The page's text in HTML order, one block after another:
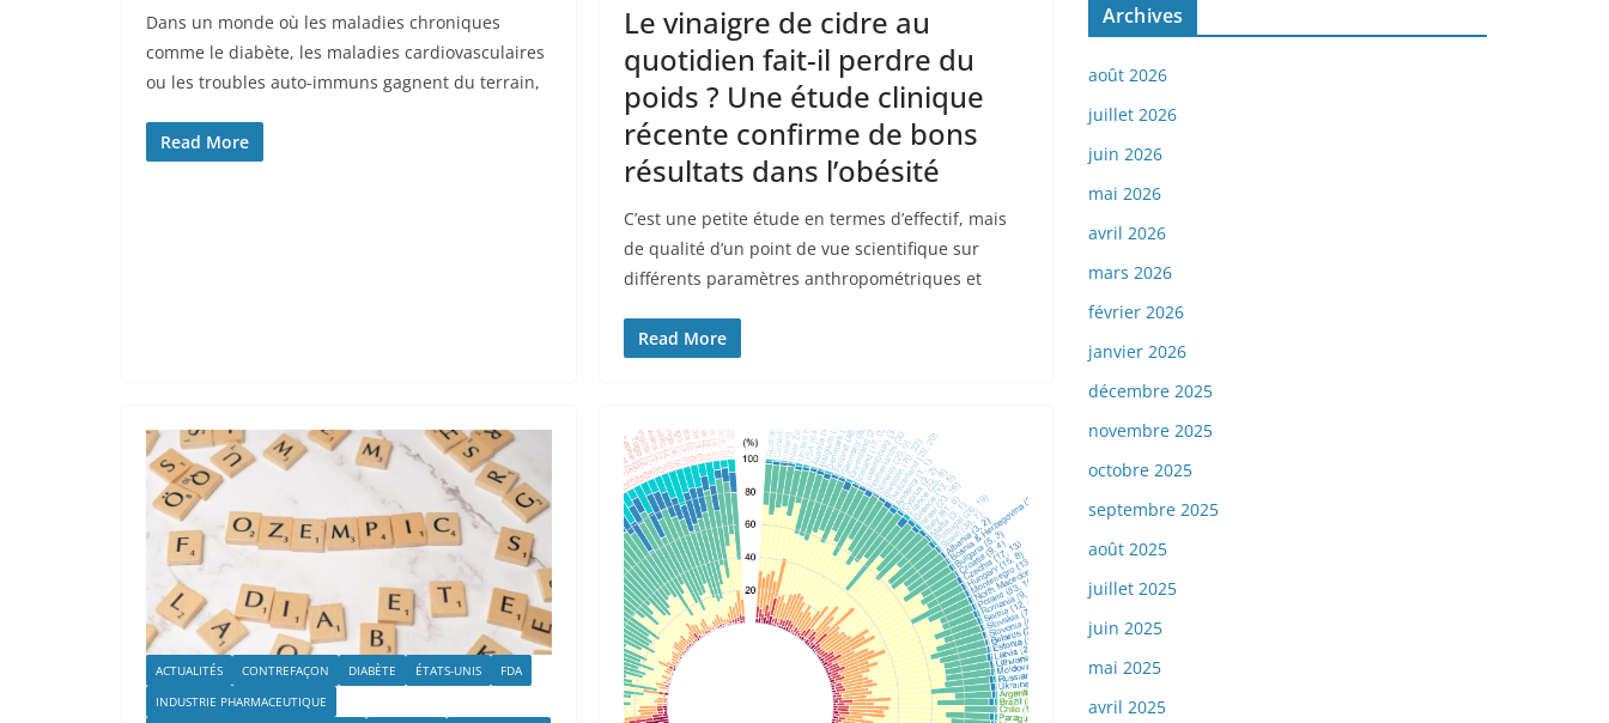
Dans un monde où les maladies chroniques
comme le diabète, les maladies cardiovasculaires
ou les troubles auto-immuns gagnent du terrain,
Read More
Le vinaigre de cidre au
quotidien fait-il perdre du
poids ? Une étude clinique
récente confirme de bons
résultats dans l’obésité
C’est une petite étude en termes d’effectif, mais
de qualité d’un point de vue scientifique sur
différents paramètres anthropométriques et
Read More
ACTUALITÉS CONTREFAÇON DIABÈTE ÉTATS-UNIS
FDA
INDUSTRIE PHARMACEUTIQUE
Archives
août 2026
juillet 2026
juin 2026
mai 2026
avril 2026
mars 2026
février 2026
janvier 2026
décembre 2025
novembre 2025
octobre 2025
septembre 2025
août 2025
juillet 2025
juin 2025
mai 2025
avril 2025